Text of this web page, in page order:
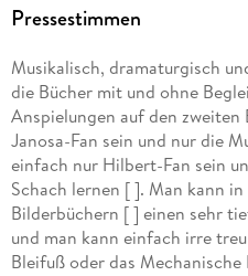
Ringelnatz verwandt.
Felix Janosa komponiert
Lebensjahr. Er studierte zwar
Musiklehrer in die Schule,
Pianist, Produzent und
musikpädagogischen
Musicals (mit Jörg Hilbert)
unterschiedlichsten
produzierte andere Blues-,
Janosa hat eine Tochter und
Pressestimmen
Musikalisch, dramaturgisch
die Bücher mit und ohne
Anspielungen auf den
Janosa-Fan sein und nur die
einfach nur Hilbert-Fan sein
Schach lernen [ ]. Man kann
Bilderbüchern [ ] einen sehr
und man kann einfach irre
Bleifuß oder das